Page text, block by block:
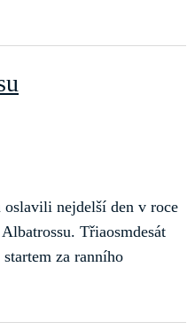
oslavili nejdelší den v roce
Třiaosmdesát
za ranního